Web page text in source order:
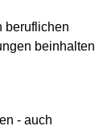
beruflichen
beinhalten
- auch